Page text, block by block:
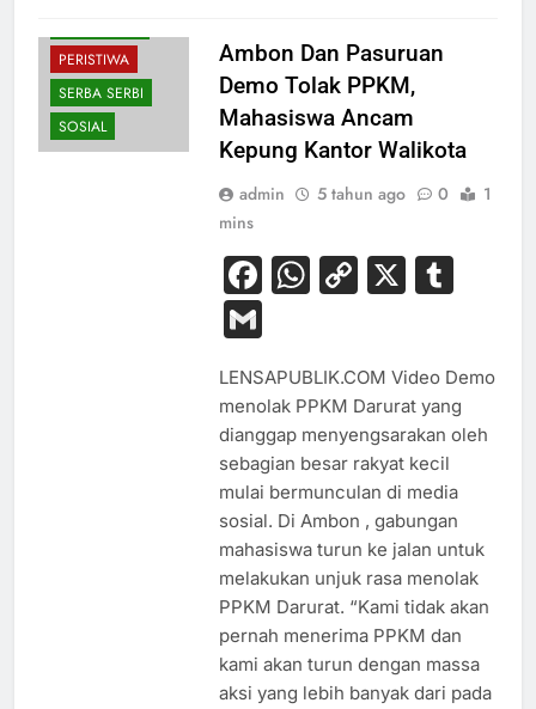
PERISTIWA
SERBA SERBI
SOSIAL
Ambon Dan Pasuruan
Demo Tolak PPKM,
Mahasiswa Ancam
Kepung Kantor Walikota
admin 5 tahun ago 0
1
mins
Facebook
WhatsApp
Copy
X
Gmail
LENSAPUBLIK.COM Video Demo
menolak PPKM Darurat yang
dianggap menyengsarakan oleh
sebagian besar rakyat kecil
mulai bermunculan di media
sosial. Di Ambon , gabungan
mahasiswa turun ke jalan untuk
melakukan unjuk rasa menolak
PPKM Darurat. “Kami tidak akan
pernah menerima PPKM dan
kami akan turun dengan massa
aksi yang lebih banyak dari pada